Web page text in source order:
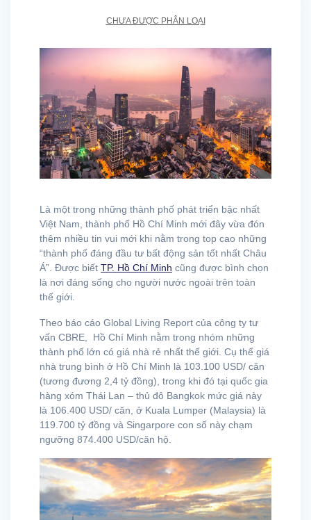
CHƯA ĐƯỢC PHÂN LOẠI
Là một trong những thành phố phát triển bậc nhất
Việt Nam, thành phố Hồ Chí Minh mới đây vừa đón
thêm nhiều tin vui mới khi nằm trong top cao những
“thành phố đáng đầu tư bất động sản tốt nhất Châu
Á”. Được biết TP. Hồ Chí Minh cũng được bình chọn
là nơi đáng sống cho người nước ngoài trên toàn
thế giới.
Theo báo cáo Global Living Report của công ty tư
vấn CBRE, Hồ Chí Minh nằm trong nhóm những
thành phố lớn có giá nhà rẻ nhất thế giới. Cụ thể giá
nhà trung bình ở Hồ Chí Minh là 103.100 USD/ căn
(tương đương 2,4 tỷ đồng), trong khi đó tại quốc gia
hàng xóm Thái Lan – thủ đô Bangkok mức giá này
là 106.400 USD/ căn, ở Kuala Lumper (Malaysia) là
119.700 tỷ đồng và Singarpore con số này chạm
ngưỡng 874.400 USD/căn hộ.